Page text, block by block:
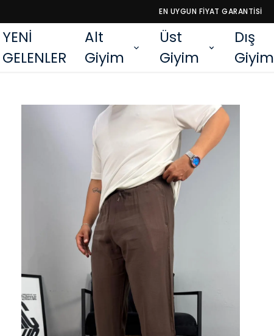
EN UYGUN FİYAT GARANTİSİ
YENİ
GELENLER
Alt
Giyim
Üst
Giyim
Dış
Giyim